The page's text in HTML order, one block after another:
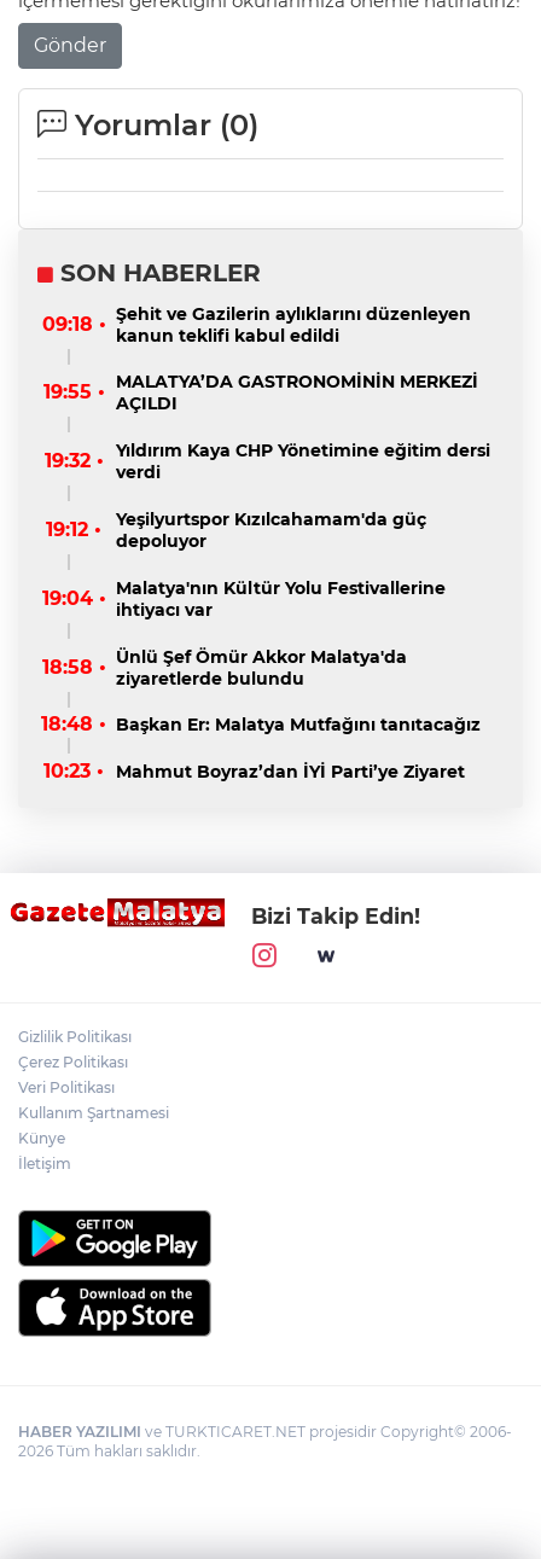
Gönder
Yorumlar (0)
SON HABERLER
09:18 • Şehit ve Gazilerin aylıklarını düzenleyen
kanun teklifi kabul edildi
19:55 •
MALATYA’DA GASTRONOMİNİN MERKEZİ
AÇILDI
19:32 •
Yıldırım Kaya CHP Yönetimine eğitim dersi
verdi
19:12 •
Yeşilyurtspor Kızılcahamam'da güç
depoluyor
19:04 • Malatya'nın Kültür Yolu Festivallerine
ihtiyacı var
18:58 • Ünlü Şef Ömür Akkor Malatya'da
ziyaretlerde bulundu
18:48 • Başkan Er: Malatya Mutfağını tanıtacağız
10:23 • Mahmut Boyraz’dan İYİ Parti’ye Ziyaret
Bizi Takip Edin!
Gizlilik Politikası
Çerez Politikası
Veri Politikası
Kullanım Şartnamesi
Künye
İletişim
HABER YAZILIMI ve TURKTICARET.NET projesidir Copyright© 2006-
2026 Tüm hakları saklıdır.